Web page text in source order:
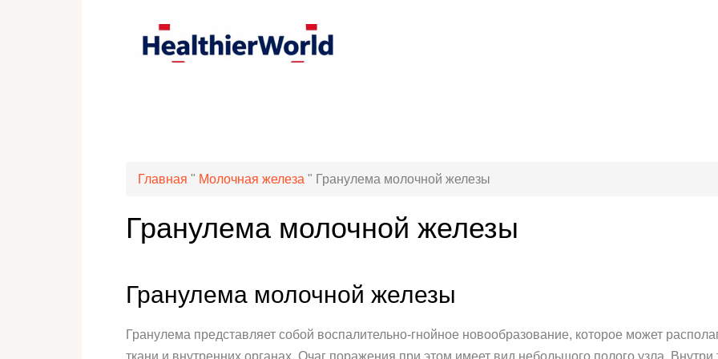
Главная " Молочная железа " Гранулема молочной железы
Гранулема молочной железы
Гранулема молочной железы
Гранулема представляет собой воспалительно-гнойное новообразование, которое может
ткани и внутренних органах. Очаг поражения при этом имеет вид небольшого полого узла.